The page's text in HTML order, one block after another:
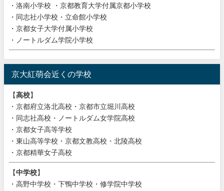
・洛南小学校 ・京都教育大学付属京都小学校
・同志社小学校・立命館小学校
・京都女子大学付属小学校
・ノートルダム学院小学校
京大紅萌会近くの学校
【高校】
・京都府立洛北高校・京都市立堀川高校
・同志社高校・ノートルダム女学院高校
・京都女子高等学校
・東山高等学校・京都文教高校・北陵高校
・京都精華女子高校
【中学校】
・高野中学校・下鴨中学校・修学院中学校